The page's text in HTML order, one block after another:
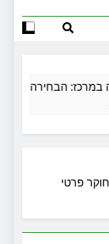
של ויקטוריה
מגן עליכם מול
בירושלים
הבחירה הנכונה
פרטי